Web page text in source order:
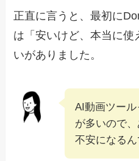
正直に言うと、最初に
は「安いけど、本当に使
いがありました。
AI動画ツー
が多いので
不安になる